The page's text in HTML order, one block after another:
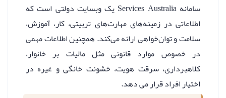
سامانه Services Australia یک وبسایت دولتی است که
اطلاعاتی در زمینه‌های مهارت‌های تربیتی، کار، آموزش،
سلامت و توان‌خواهی ارائه می‌کند. همچنین اطلاعات مهمی
در خصوص موارد قانونی مثل مالیات بر خانوار،
کلاهبرداری، سرقت هویت، خشونت خانگی و غیره در
اختیار افراد قرار می دهد.